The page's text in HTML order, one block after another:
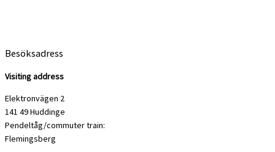
Besöksadress
Visiting address
Elektronvägen 2
141 49 Huddinge
Pendeltåg/commuter train:
Flemingsberg